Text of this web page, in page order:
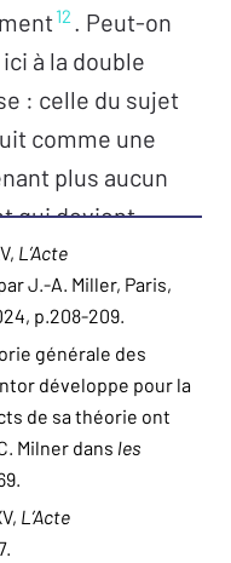
12 . Peut-on
à la double
: celle du sujet
comme une
plus aucun
qui devient
du mathème du
à son tour
L’Acte
J.-A. Miller, Paris,
p.208-209.
générale des
développe pour la
de sa théorie ont
Milner dans les
L’Acte